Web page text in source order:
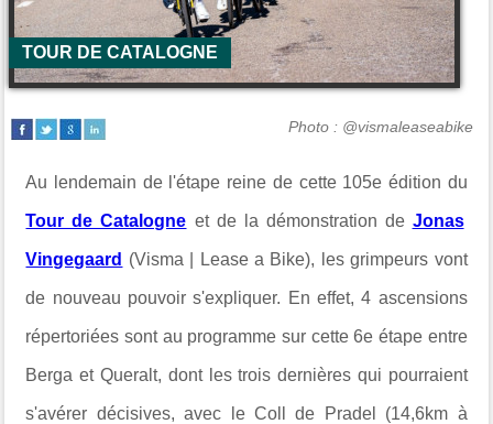
TOUR DE CATALOGNE
Photo : @vismaleaseabike
Au lendemain de l'étape reine de cette 105e édition du
Tour de Catalogne et de la démonstration de Jonas
Vingegaard (Visma | Lease a Bike), les grimpeurs vont
de nouveau pouvoir s'expliquer. En effet, 4 ascensions
répertoriées sont au programme sur cette 6e étape entre
Berga et Queralt, dont les trois dernières qui pourraient
s'avérer décisives, avec le Coll de Pradel (14,6km à